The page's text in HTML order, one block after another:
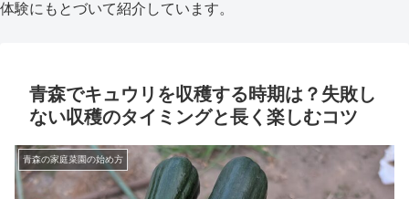
体験にもとづいて紹介しています。
青森でキュウリを収穫する時期は？失敗し
ない収穫のタイミングと長く楽しむコツ
青森の家庭菜園の始め方